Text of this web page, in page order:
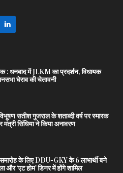
: धनबाद में JLKM का प्रदर्शन, विधायक
घेराव की चेतावनी
सतीश गुजराल के शताब्दी वर्ष पर स्मारक
सिंधिया ने किया अनावरण
के लिए DDU-GKY के 6 लाभार्थी बने
और ‘एट होम’ डिनर में होंगे शामिल